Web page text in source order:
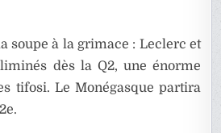
soupe à la grimace : Leclerc et
dès la Q2, une énorme
tifosi. Le Monégasque partira